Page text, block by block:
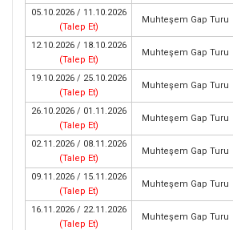
05.10.2026 / 11.10.2026
(Talep Et)
Muhteşem Gap Turu
12.10.2026 / 18.10.2026
(Talep Et)
Muhteşem Gap Turu
19.10.2026 / 25.10.2026
(Talep Et)
Muhteşem Gap Turu
26.10.2026 / 01.11.2026
(Talep Et)
Muhteşem Gap Turu
02.11.2026 / 08.11.2026
(Talep Et)
Muhteşem Gap Turu
09.11.2026 / 15.11.2026
(Talep Et)
Muhteşem Gap Turu
16.11.2026 / 22.11.2026
(Talep Et)
Muhteşem Gap Turu